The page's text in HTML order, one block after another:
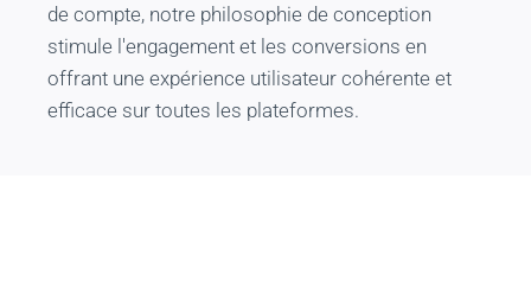
de compte, notre philosophie de conception
stimule l'engagement et les conversions en
offrant une expérience utilisateur cohérente et
efficace sur toutes les plateformes.